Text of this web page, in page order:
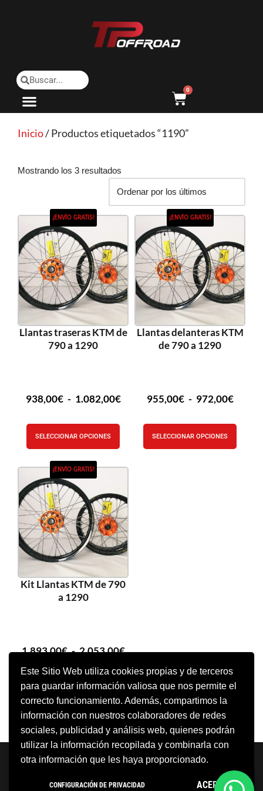
Este Sitio Web utiliza cookies propias y de terceros
para guardar información valiosa que nos permite el
correcto funcionamiento. Además, compartimos la
información con nuestros colaboradores de redes
sociales, publicidad y análisis web, quienes podrán
utilizar la información recopilada y combinarla con
otra información que les haya proporcionado.
CONFIGURACIÓN DE PRIVACIDAD ACEPTO
0
Inicio/ Productos etiquetados “1190”
Mostrando los 3 resultados
¡ENVÍO GRATIS!
Llantas traseras KTM de
790 a 1290
938,00€ - 1.082,00€
SELECCIONAR OPCIONES
¡ENVÍO GRATIS!
Llantas delanteras KTM
de 790 a 1290
955,00€ - 972,00€
SELECCIONAR OPCIONES
¡ENVÍO GRATIS!
Kit Llantas KTM de 790
a 1290
1.893,00€ - 2.053,00€
SELECCIONAR OPCIONES
Neve | Funciona gracias a WordPress